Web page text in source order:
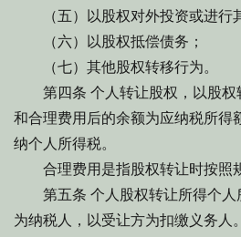
（五）以股权对外投资或进行
（六）以股权抵偿债务；
（七）其他股权转移行为。
第四条 个人转让股权，以股权
和合理费用后的余额为应纳税所得
纳个人所得税。
合理费用是指股权转让时按照规
第五条 个人股权转让所得个人
为纳税人，以受让方为扣缴义务人。